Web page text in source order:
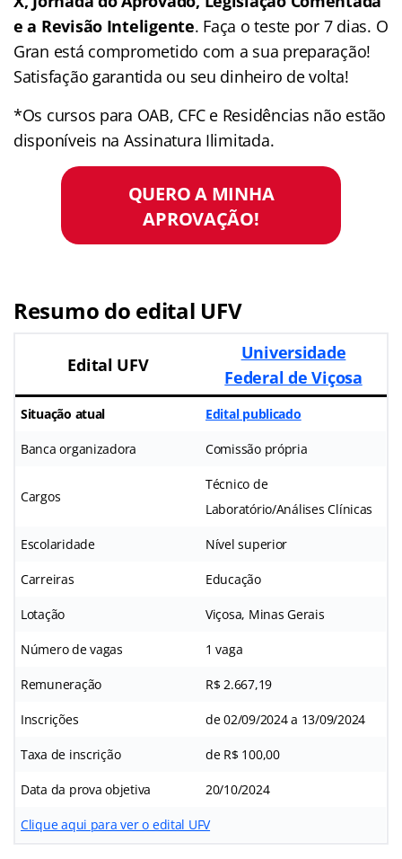
e a Revisão Inteligente. Faça o teste por 7 dias. O
Gran está comprometido com a sua preparação!
Satisfação garantida ou seu dinheiro de volta!
*Os cursos para OAB, CFC e Residências não estão
disponíveis na Assinatura Ilimitada.
QUERO A MINHA
APROVAÇÃO!
Resumo do edital UFV
Edital UFV
Universidade
Federal de Viçosa
Situação atual Edital publicado
Banca organizadora Comissão própria
Cargos
Técnico de
Laboratório/Análises Clínicas
Escolaridade Nível superior
Carreiras Educação
Lotação Viçosa, Minas Gerais
Número de vagas 1 vaga
Remuneração R$ 2.667,19
Inscrições de 02/09/2024 a 13/09/2024
Taxa de inscrição de R$ 100,00
Data da prova objetiva 20/10/2024
Clique aqui para ver o edital UFV